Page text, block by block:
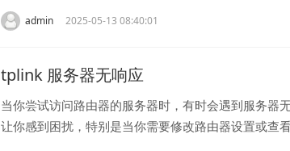
admin 2025-05-13 08:40:01
tplink 服务器无响应
当你尝试访问路由器的服务器时，有时会遇到服务器
让你感到困扰，特别是当你需要修改路由器设置或查